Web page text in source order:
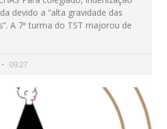
devido a “alta gravidade das
A 7ª turma do TST majorou de
09:27